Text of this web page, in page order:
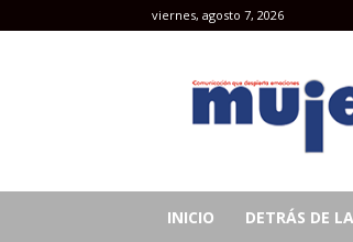
viernes, agosto 7, 2026
Mujeres
INICIO DETRÁS DE